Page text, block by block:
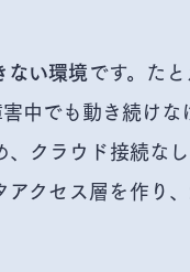
ない環境です。た
中でも動き続け
クラウド接続な
クセス層を作り